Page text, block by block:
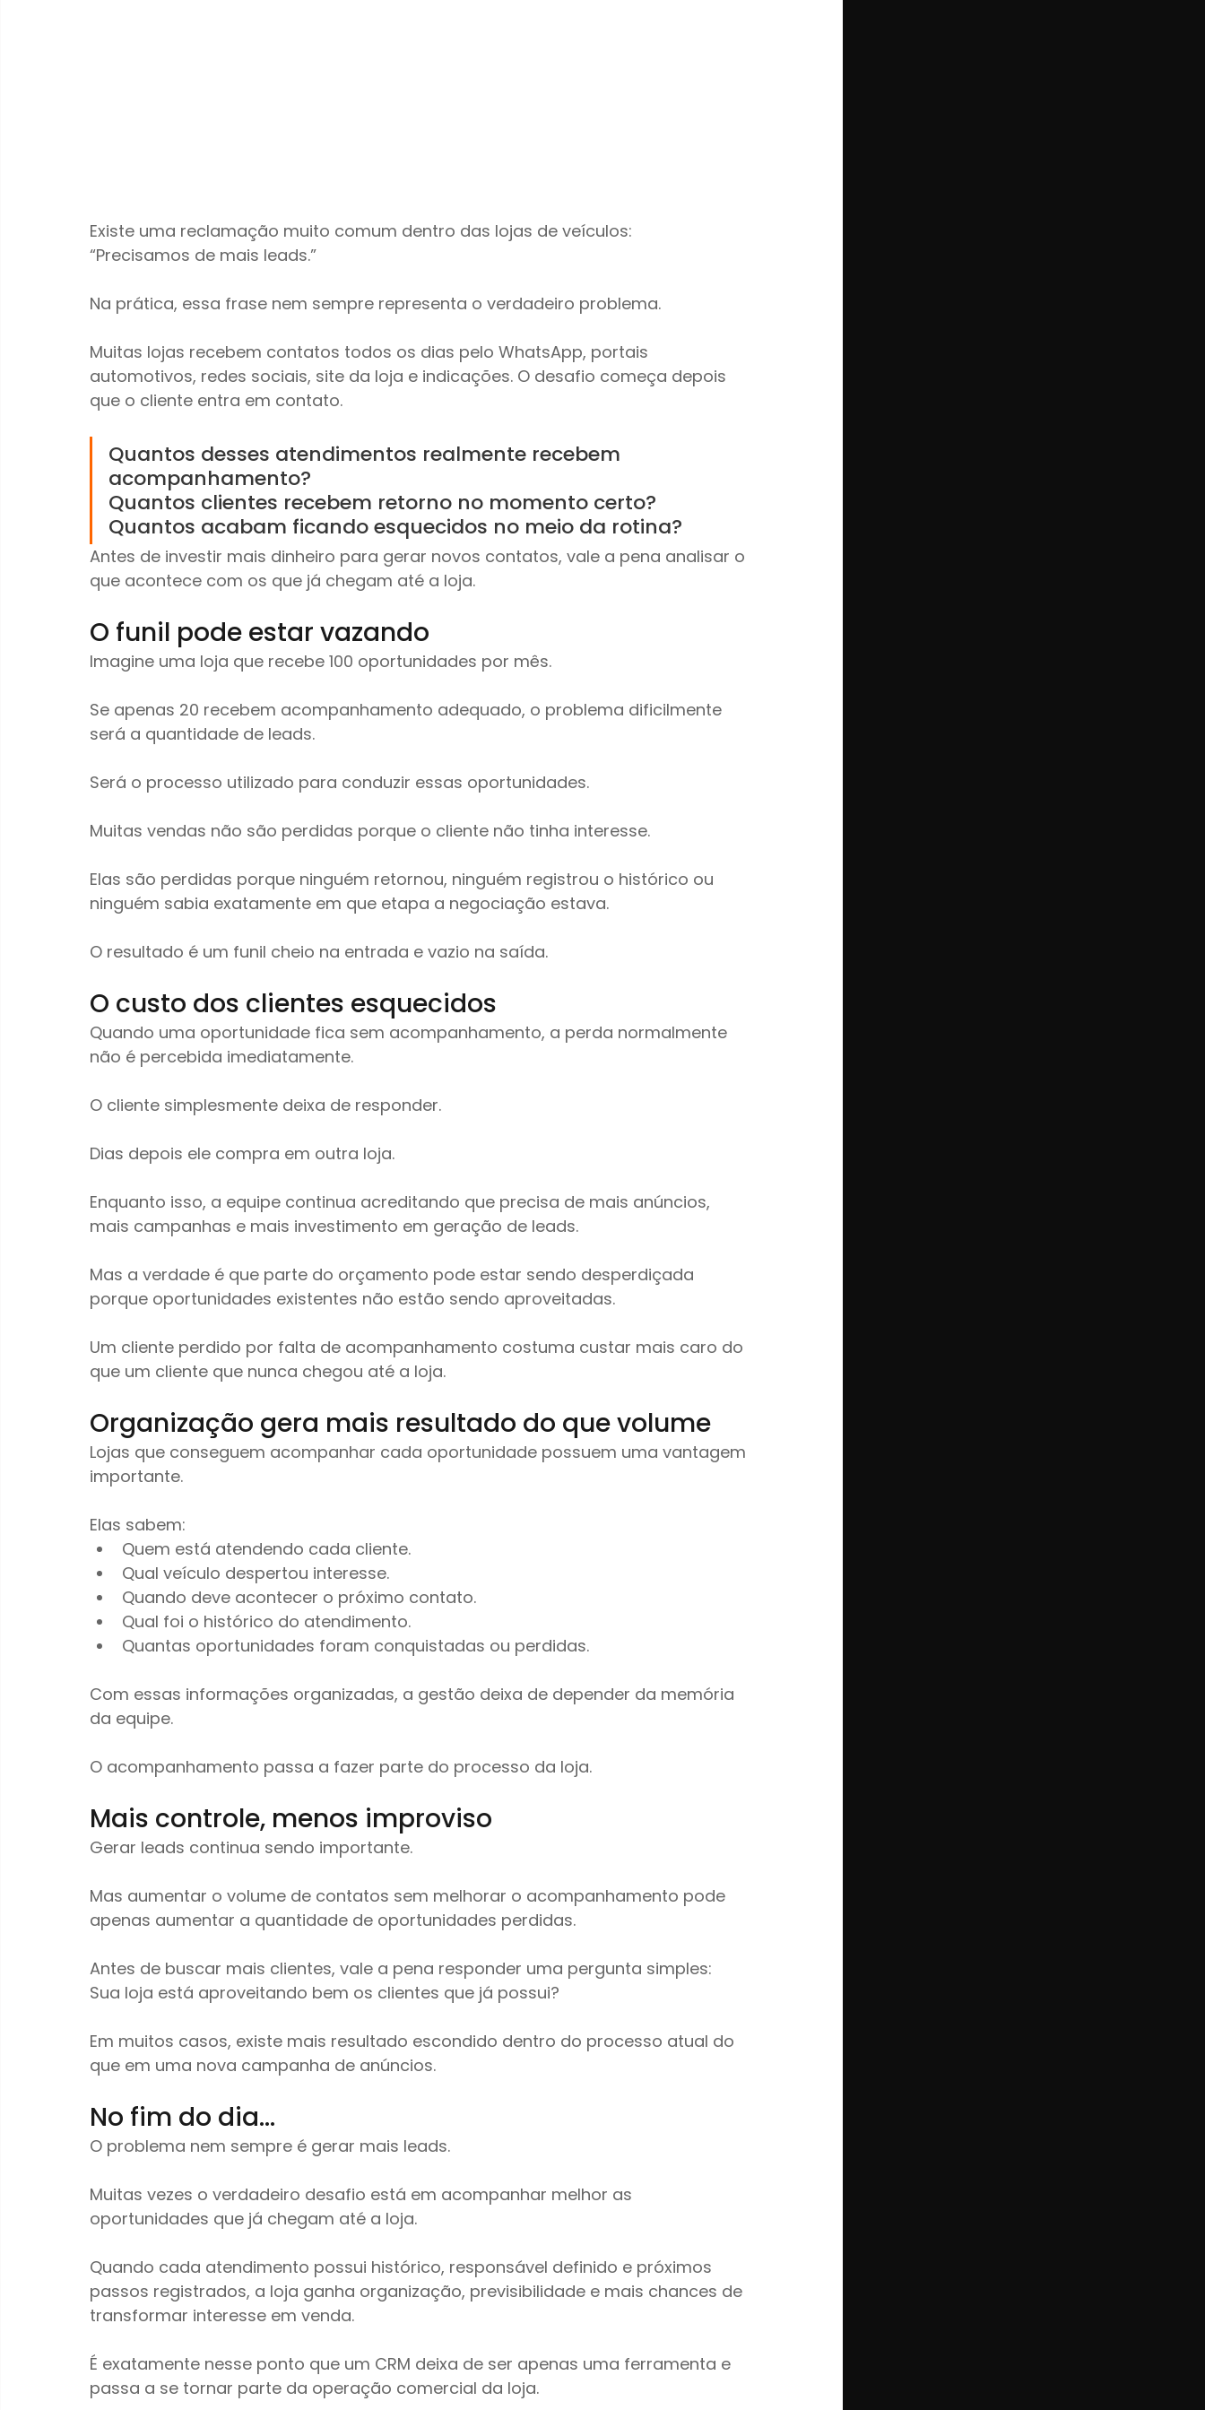
Existe uma reclamação muito comum dentro das lojas de veículos:
“Precisamos de mais leads.”
Na prática, essa frase nem sempre representa o verdadeiro problema.
Muitas lojas recebem contatos todos os dias pelo WhatsApp, portais
automotivos, redes sociais, site da loja e indicações. O desafio começa depois
que o cliente entra em contato.
Quantos desses atendimentos realmente recebem
acompanhamento?
Quantos clientes recebem retorno no momento certo?
Quantos acabam ficando esquecidos no meio da rotina?
Antes de investir mais dinheiro para gerar novos contatos, vale a pena analisar o
que acontece com os que já chegam até a loja.
O funil pode estar vazando
Imagine uma loja que recebe 100 oportunidades por mês.
Se apenas 20 recebem acompanhamento adequado, o problema dificilmente
será a quantidade de leads.
Será o processo utilizado para conduzir essas oportunidades.
Muitas vendas não são perdidas porque o cliente não tinha interesse.
Elas são perdidas porque ninguém retornou, ninguém registrou o histórico ou
ninguém sabia exatamente em que etapa a negociação estava.
O resultado é um funil cheio na entrada e vazio na saída.
O custo dos clientes esquecidos
Quando uma oportunidade fica sem acompanhamento, a perda normalmente
não é percebida imediatamente.
O cliente simplesmente deixa de responder.
Dias depois ele compra em outra loja.
Enquanto isso, a equipe continua acreditando que precisa de mais anúncios,
mais campanhas e mais investimento em geração de leads.
Mas a verdade é que parte do orçamento pode estar sendo desperdiçada
porque oportunidades existentes não estão sendo aproveitadas.
Um cliente perdido por falta de acompanhamento costuma custar mais caro do
que um cliente que nunca chegou até a loja.
Organização gera mais resultado do que volume
Lojas que conseguem acompanhar cada oportunidade possuem uma vantagem
importante.
Elas sabem:
Quem está atendendo cada cliente.
Qual veículo despertou interesse.
Quando deve acontecer o próximo contato.
Qual foi o histórico do atendimento.
Quantas oportunidades foram conquistadas ou perdidas.
Com essas informações organizadas, a gestão deixa de depender da memória
da equipe.
O acompanhamento passa a fazer parte do processo da loja.
Mais controle, menos improviso
Gerar leads continua sendo importante.
Mas aumentar o volume de contatos sem melhorar o acompanhamento pode
apenas aumentar a quantidade de oportunidades perdidas.
Antes de buscar mais clientes, vale a pena responder uma pergunta simples:
Sua loja está aproveitando bem os clientes que já possui?
Em muitos casos, existe mais resultado escondido dentro do processo atual do
que em uma nova campanha de anúncios.
No fim do dia…
O problema nem sempre é gerar mais leads.
Muitas vezes o verdadeiro desafio está em acompanhar melhor as
oportunidades que já chegam até a loja.
Quando cada atendimento possui histórico, responsável definido e próximos
passos registrados, a loja ganha organização, previsibilidade e mais chances de
transformar interesse em venda.
É exatamente nesse ponto que um CRM deixa de ser apenas uma ferramenta e
passa a se tornar parte da operação comercial da loja.